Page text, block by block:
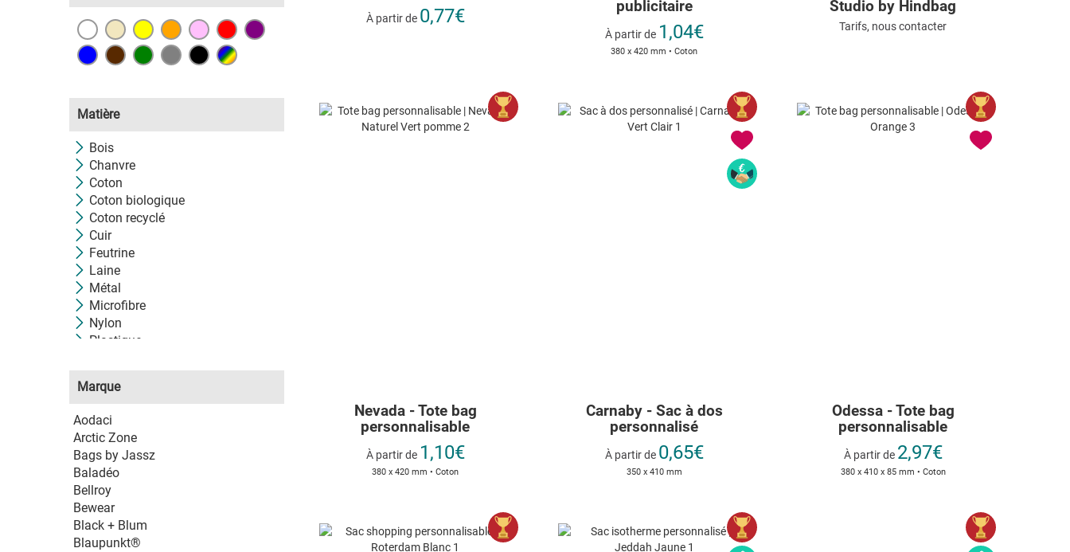
Matière
Bois
Chanvre
Coton
Coton biologique
Coton recyclé
Cuir
Feutrine
Laine
Métal
Microfibre
Nylon
Plastique
Polyester
Polyester recyclé
Toile
Verre
Marque
Aodaci
Arctic Zone
Bags by Jassz
Baladéo
Bellroy
Bewear
Black + Blum
Blaupunkt®
À partir de 0,77€
publicitaire
À partir de 1,04€
380 x 420 mm • Coton
Studio by Hindbag
Tarifs, nous contacter
Nevada - Tote bag
personnalisable
À partir de 1,10€
380 x 420 mm • Coton
Carnaby - Sac à dos
personnalisé
À partir de 0,65€
350 x 410 mm
Odessa - Tote bag
personnalisable
À partir de 2,97€
380 x 410 x 85 mm • Coton